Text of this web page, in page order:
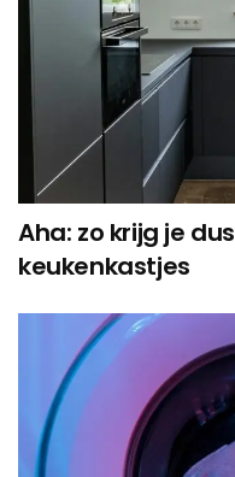
Aha: zo krijg je
keukenkastjes